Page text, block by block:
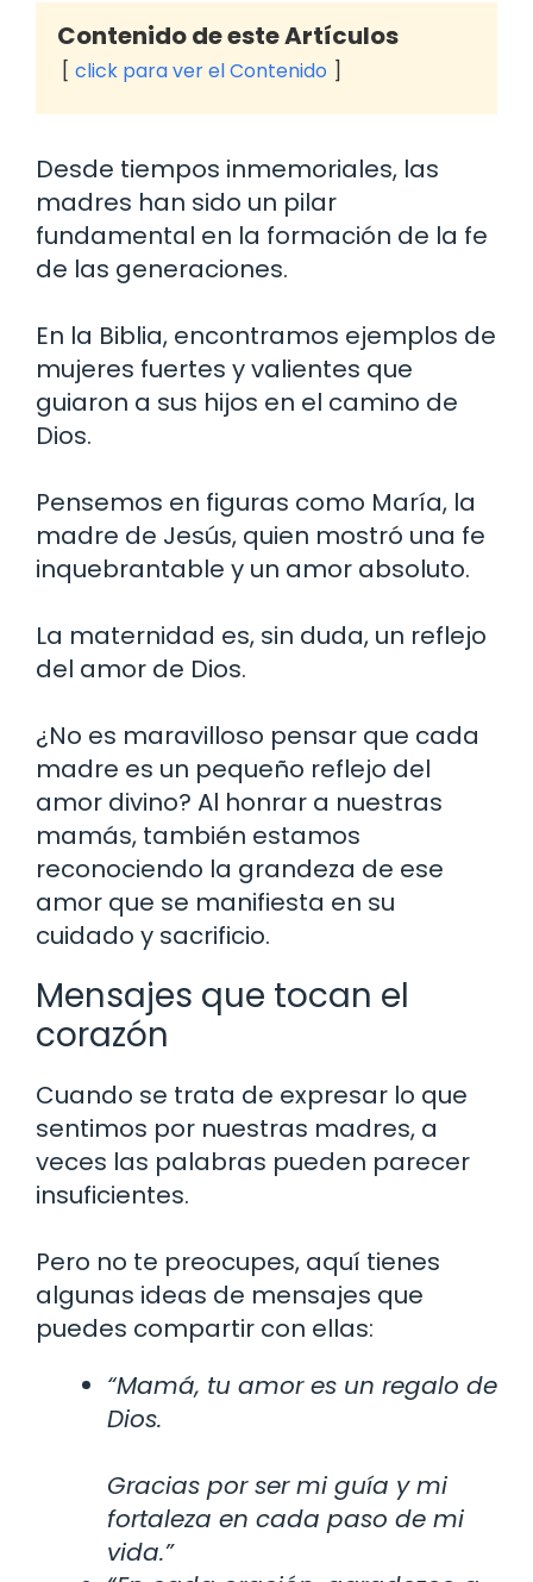
Contenido de este Artículos
click para ver el Contenido
Desde tiempos inmemoriales, las
madres han sido un pilar
fundamental en la formación de la fe
de las generaciones.
En la Biblia, encontramos ejemplos de
mujeres fuertes y valientes que
guiaron a sus hijos en el camino de
Dios.
Pensemos en figuras como María, la
madre de Jesús, quien mostró una fe
inquebrantable y un amor absoluto.
La maternidad es, sin duda, un reflejo
del amor de Dios.
¿No es maravilloso pensar que cada
madre es un pequeño reflejo del
amor divino? Al honrar a nuestras
mamás, también estamos
reconociendo la grandeza de ese
amor que se manifiesta en su
cuidado y sacrificio.
Mensajes que tocan el
corazón
Cuando se trata de expresar lo que
sentimos por nuestras madres, a
veces las palabras pueden parecer
insuficientes.
Pero no te preocupes, aquí tienes
algunas ideas de mensajes que
puedes compartir con ellas:
“Mamá, tu amor es un regalo de
Dios.
Gracias por ser mi guía y mi
fortaleza en cada paso de mi
vida.”